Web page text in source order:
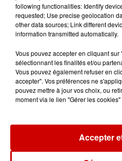
de la...
following functionalities: Identify
requested; Use precise geolocation
other data sources; Link different
information transmitted automatically.
Vous pouvez accepter en cliquant
sélectionnant les finalités et/ou
Vous pouvez également refuser en
accepter". Vos préférences ne
pouvez mettre à jour vos choix, ou
moment via le lien "Gérer les
Accepter